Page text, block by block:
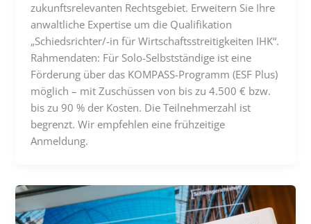
zukunftsrelevanten Rechtsgebiet. Erweitern Sie Ihre
anwaltliche Expertise um die Qualifikation
„Schiedsrichter/-in für Wirtschaftsstreitigkeiten IHK“.
Rahmendaten: Für Solo-Selbstständige ist eine
Förderung über das KOMPASS-Programm (ESF Plus)
möglich – mit Zuschüssen von bis zu 4.500 € bzw.
bis zu 90 % der Kosten. Die Teilnehmerzahl ist
begrenzt. Wir empfehlen eine frühzeitige
Anmeldung.